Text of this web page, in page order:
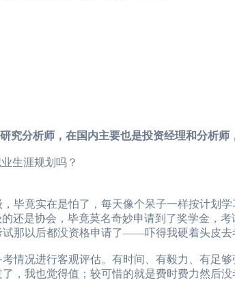
分析师，在国内主要也是投资经理和分析师
生涯规划吗？
竟实在是怕了，每天像个呆子一样按计划学
还是协会，毕竟莫名奇妙申请到了奖学金，考
那以后都没资格申请了——吓得我硬着头皮去
况进行客观评估。有时间、有毅力、有足够
，我也觉得值；较可惜的就是费时费力然后